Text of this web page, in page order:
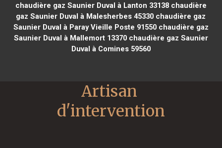
chaudière gaz Saunier Duval à Lanton 33138chaudière
gaz Saunier Duval à Malesherbes 45330 chaudière gaz
Saunier Duval à Paray Vieille Poste 91550chaudière gaz
Saunier Duval à Mallemort 13370chaudière gaz Saunier
Duval à Comines 59560
Artisan
d'intervention